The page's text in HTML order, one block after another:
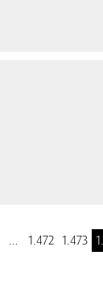
… 1.472 1.473